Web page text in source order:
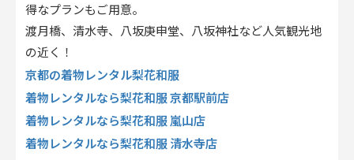
得なプランもご用意。
渡月橋、清水寺、八坂庚申堂、八坂神社など人気観光地
の近く！
京都の着物レンタル梨花和服
着物レンタルなら梨花和服 京都駅前店
着物レンタルなら梨花和服 嵐山店
着物レンタルなら梨花和服 清水寺店